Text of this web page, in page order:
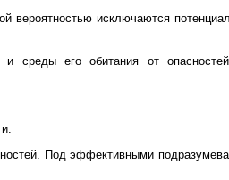
вероятностью исключаются
среды его обитания от
Под эффективными